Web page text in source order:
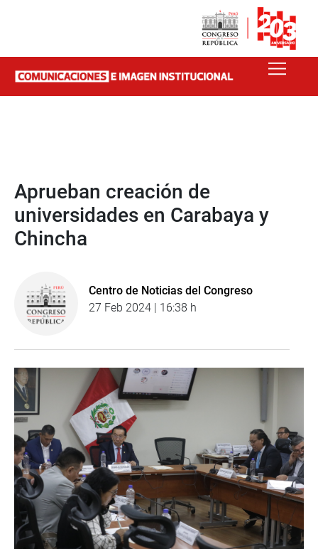
Aprueban creación de
universidades en Carabaya y
Chincha
Centro de Noticias del Congreso
27 Feb 2024 | 16:38 h